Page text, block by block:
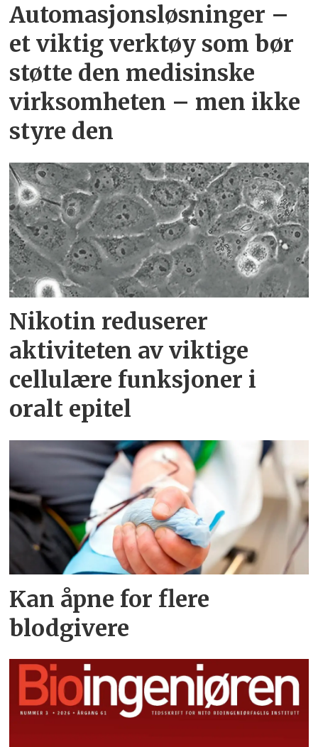
Automasjonsløsninger –
et viktig verktøy som bør
støtte den medisinske
virksomheten – men ikke
styre den
Nikotin reduserer
aktiviteten av viktige
cellulære funksjoner i
oralt epitel
Kan åpne for flere
blodgivere